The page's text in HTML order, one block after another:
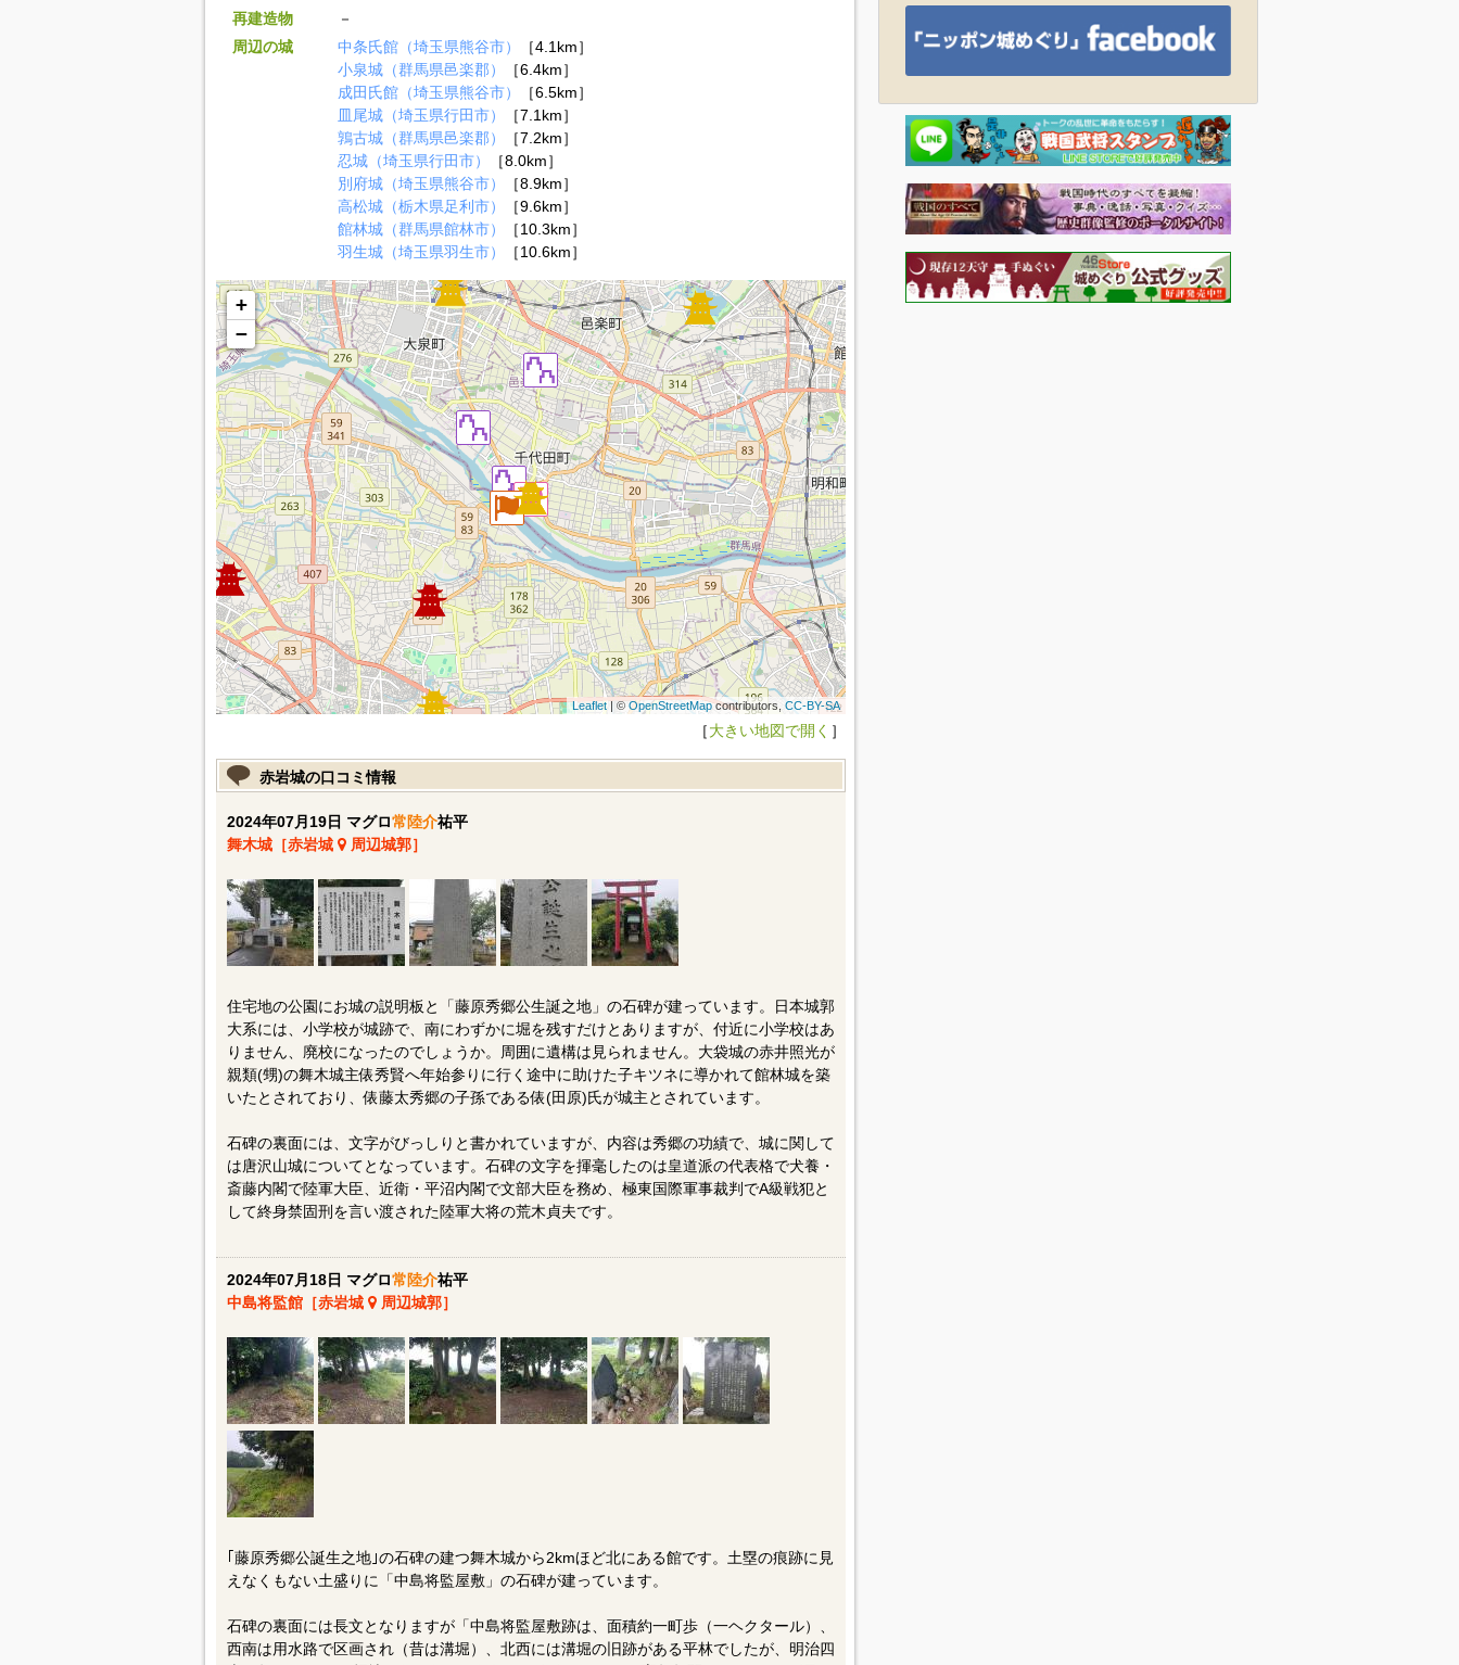
再建造物
－
周辺の城
中条氏館（埼玉県熊谷市）
［4.1km］
小泉城（群馬県邑楽郡）
［6.4km］
成田氏館（埼玉県熊谷市）
［6.5km］
皿尾城（埼玉県行田市）
［7.1km］
鶉古城（群馬県邑楽郡）
［7.2km］
忍城（埼玉県行田市）
［8.0km］
別府城（埼玉県熊谷市）
［8.9km］
高松城（栃木県足利市）
［9.6km］
館林城（群馬県館林市）
［10.3km］
羽生城（埼玉県羽生市）
［10.6km］
+
−
Leaflet| ©OpenStreetMapcontributors, CC-BY-SA
［大きい地図で開く ］
赤岩城の口コミ情報
2024年07月19日 マグロ常陸介祐平
舞木城［赤岩城
周辺城郭］
住宅地の公園にお城の説明板と「藤原秀郷公生誕之地」の石碑が建っています。日本城郭
大系には、小学校が城跡で、南にわずかに堀を残すだけとありますが、付近に小学校はあ
りません、廃校になったのでしょうか。周囲に遺構は見られません。大袋城の赤井照光が
親類(甥)の舞木城主俵秀賢へ年始参りに行く途中に助けた子キツネに導かれて館林城を築
いたとされており、俵藤太秀郷の子孫である俵(田原)氏が城主とされています。
石碑の裏面には、文字がびっしりと書かれていますが、内容は秀郷の功績で、城に関して
は唐沢山城についてとなっています。石碑の文字を揮毫したのは皇道派の代表格で犬養・
斎藤内閣で陸軍大臣、近衛・平沼内閣で文部大臣を務め、極東国際軍事裁判でA級戦犯と
して終身禁固刑を言い渡された陸軍大将の荒木貞夫です。
2024年07月18日 マグロ常陸介祐平
中島将監館［赤岩城
周辺城郭］
｢藤原秀郷公誕生之地｣の石碑の建つ舞木城から2kmほど北にある館です。土塁の痕跡に見
えなくもない土盛りに「中島将監屋敷」の石碑が建っています。
石碑の裏面には長文となりますが「中島将監屋敷跡は、面積約一町歩（一ヘクタール）、
西南は用水路で区画され（昔は溝堀）、北西には溝堀の旧跡がある平林でしたが、明治四